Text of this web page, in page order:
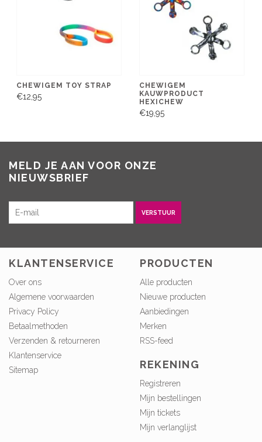
CHEWIGEM TOY STRAP
€12,95
CHEWIGEM
KAUWPRODUCT
HEXICHEW
€19,95
MELD JE AAN VOOR ONZE
NIEUWSBRIEF
VERSTUUR
KLANTENSERVICE
Over ons
Algemene voorwaarden
Privacy Policy
Betaalmethoden
Verzenden & retourneren
Klantenservice
Sitemap
PRODUCTEN
Alle producten
Nieuwe producten
Aanbiedingen
Merken
RSS-feed
REKENING
Registreren
Mijn bestellingen
Mijn tickets
Mijn verlanglijst